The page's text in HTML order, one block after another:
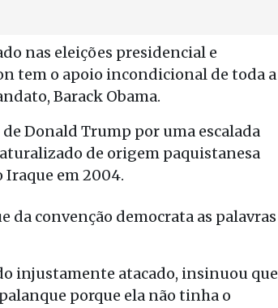
nas eleições presidencial e
tem o apoio incondicional de toda a
Barack Obama.
Donald Trump por uma escalada
de origem paquistanesa
em 2004.
convenção democrata as palavras
injustamente atacado, insinuou que
porque ela não tinha o